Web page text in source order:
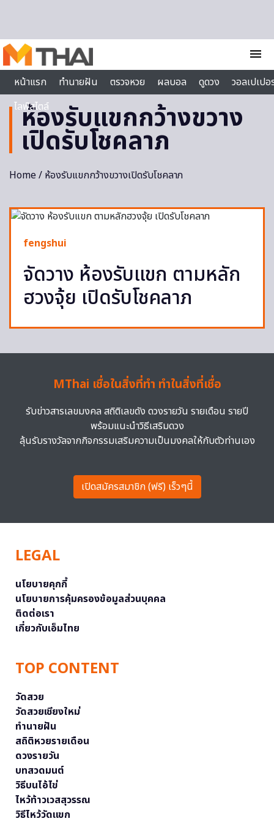
menu
หน้าแรก
ทำนายฝัน ตรวจหวย ผลบอล ดูดวง
วอลเปเป
ไลฟ์สไตล์
ห้องรับแขกกว้างขวาง
เปิดรับโชคลาภ
Home/ ห้องรับแขกกว้างขวางเปิดรับโชคลาภ
fengshui
จัดวาง ห้องรับแขก ตามหลัก
ฮวงจุ้ย เปิดรับโชคลาภ
MThai เชื่อในสิ่งที่ทำ ทำในสิ่งที่เชื่อ
รับข่าวสารเลขมงคล สถิติเลขดัง ดวงรายวัน รายเดือน รายปี
พร้อมแนะนำวิธีเสริมดวง
ลุ้นรับรางวัลจากกิจกรรมเสริมความเป็นมงคลให้กับตัวท่านเอง
เปิดสมัครสมาชิก (ฟรี) เร็วๆนี้
LEGAL
นโยบายคุกกี้
นโยบายการคุ้มครองข้อมูลส่วนบุคคล
ติดต่อเรา
เกี่ยวกับเอ็มไทย
TOP CONTENT
วัดสวย
วัดสวยเชียงใหม่
ทำนายฝัน
สถิติหวยรายเดือน
ดวงรายวัน
บทสวดมนต์
วิธีบนไอ้ไข่
ไหว้ท้าวเวสสุวรรณ
วิธีไหว้วัดแขก